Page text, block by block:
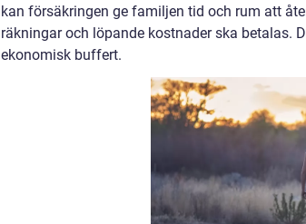
kan försäkringen ge familjen tid och rum att
räkningar och löpande kostnader ska betalas.
ekonomisk buffert.